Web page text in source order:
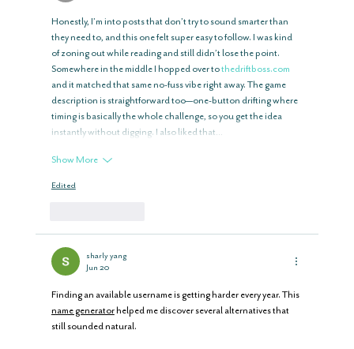
Honestly, I’m into posts that don’t try to sound smarter than
they need to, and this one felt super easy to follow. I was kind
of zoning out while reading and still didn’t lose the point.
Somewhere in the middle I hopped over to thedriftboss.com
and it matched that same no-fuss vibe right away. The game
description is straightforward too—one-button drifting where
timing is basically the whole challenge, so you get the idea
instantly without digging. I also liked that…
Show More
Edited
sharly yang
Jun 20
Finding an available username is getting harder every year. This
name generator helped me discover several alternatives that
still sounded natural.